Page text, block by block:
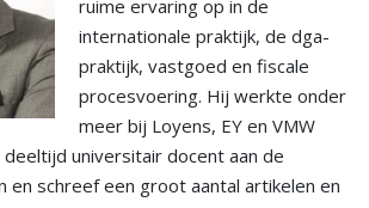
ruime ervaring op in de
internationale praktijk, de dga-
praktijk, vastgoed en fiscale
procesvoering. Hij werkte onder
meer bij Loyens, EY en VMW
deeltijd universitair docent aan de
en schreef een groot aantal artikelen en